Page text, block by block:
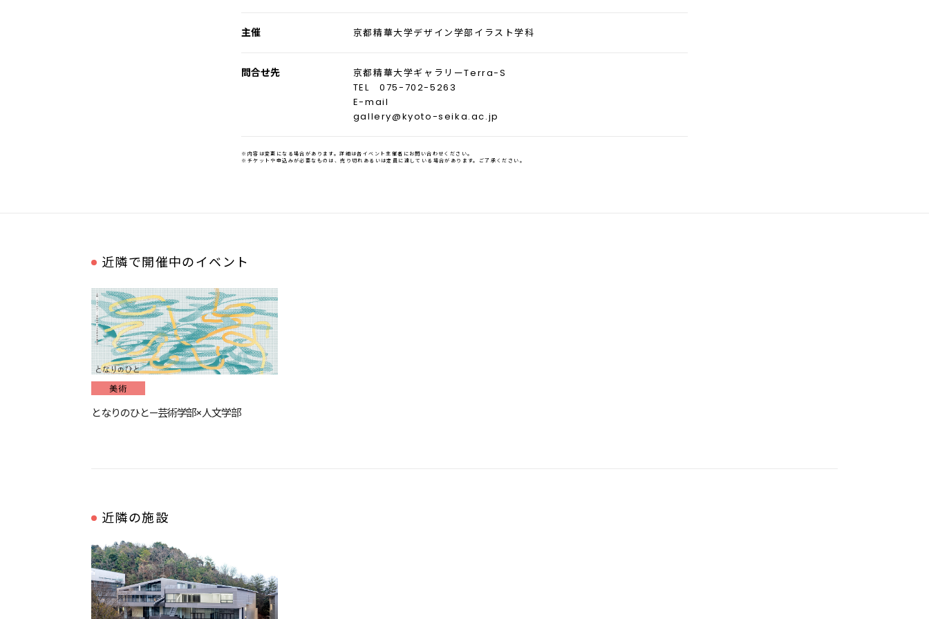
主催 京都精華大学デザイン学部イラスト学科
問合せ先
京都精華大学ギャラリーTerra-S
TEL 075-702-5263
E-mail
gallery@kyoto-seika.ac.jp
※内容は変更になる場合があります。詳細は各イベント主催者にお問い合わせください。
※チケットや申込みが必要なものは、売り切れあるいは定員に達している場合があります。ご了承ください。
近隣で開催中のイベント
美術
となりのひと—芸術学部×人文学部
近隣の施設